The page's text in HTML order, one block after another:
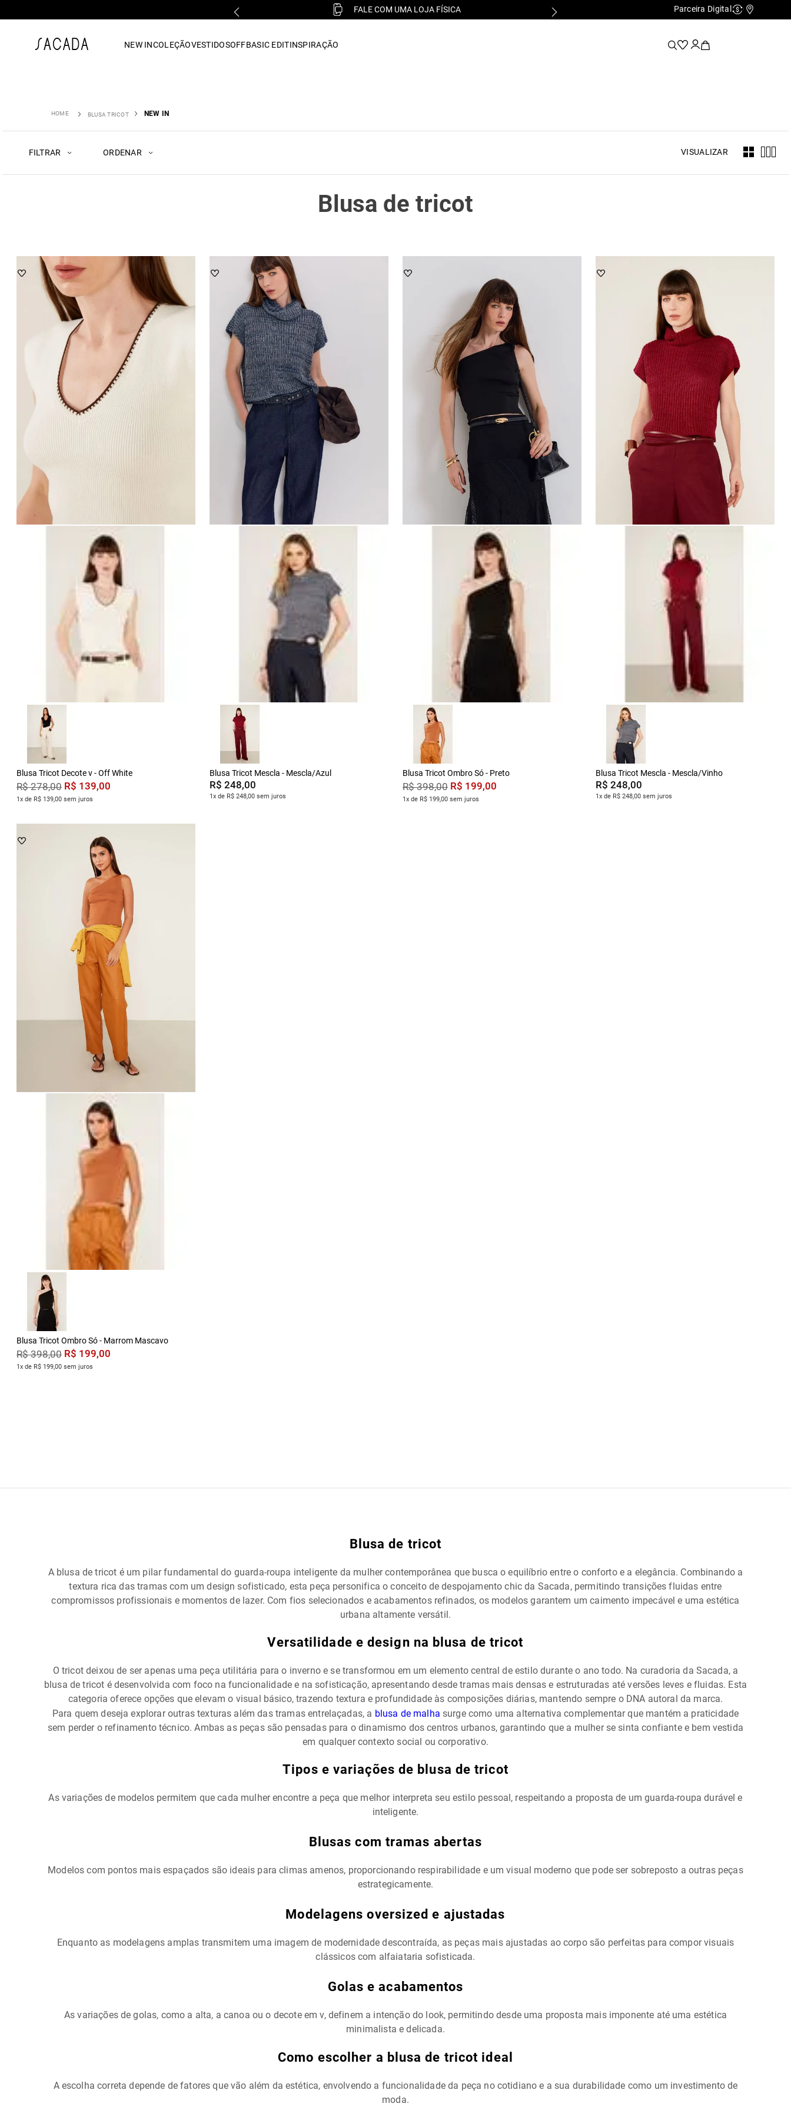
FALE COM A PERSONAL SHOPPER Parceira Digital Cashback
NEW INCOLEÇÃOVESTIDOSOFFBASIC EDITINSPIRAÇÃO
BLUSA TRICOT NEW IN
FILTRAR ORDENAR VISUALIZAR
Blusa de tricot
Blusa Tricot Decote v - Off White
R$ 278,00 R$ 139,00
1x de R$ 139,00 sem juros
Blusa Tricot Mescla - Mescla/Azul
R$ 248,00
1x de R$ 248,00 sem juros
Blusa Tricot Ombro Só - Preto
R$ 398,00 R$ 199,00
1x de R$ 199,00 sem juros
Blusa Tricot Mescla - Mescla/Vinho
R$ 248,00
1x de R$ 248,00 sem juros
Blusa Tricot Ombro Só - Marrom Mascavo
R$ 398,00 R$ 199,00
1x de R$ 199,00 sem juros
Blusa de tricot
A blusa de tricot é um pilar fundamental do guarda-roupa inteligente da mulher contemporânea que busca o equilíbrio entre o conforto e a elegância. Combinando a
textura rica das tramas com um design sofisticado, esta peça personifica o conceito de despojamento chic da Sacada, permitindo transições fluidas entre
compromissos profissionais e momentos de lazer. Com fios selecionados e acabamentos refinados, os modelos garantem um caimento impecável e uma estética
urbana altamente versátil.
Versatilidade e design na blusa de tricot
O tricot deixou de ser apenas uma peça utilitária para o inverno e se transformou em um elemento central de estilo durante o ano todo. Na curadoria da Sacada, a
blusa de tricot é desenvolvida com foco na funcionalidade e na sofisticação, apresentando desde tramas mais densas e estruturadas até versões leves e fluidas. Esta
categoria oferece opções que elevam o visual básico, trazendo textura e profundidade às composições diárias, mantendo sempre o DNA autoral da marca.
Para quem deseja explorar outras texturas além das tramas entrelaçadas, a blusa de malha surge como uma alternativa complementar que mantém a praticidade
sem perder o refinamento técnico. Ambas as peças são pensadas para o dinamismo dos centros urbanos, garantindo que a mulher se sinta confiante e bem vestida
em qualquer contexto social ou corporativo.
Tipos e variações de blusa de tricot
As variações de modelos permitem que cada mulher encontre a peça que melhor interpreta seu estilo pessoal, respeitando a proposta de um guarda-roupa durável e
inteligente.
Blusas com tramas abertas
Modelos com pontos mais espaçados são ideais para climas amenos, proporcionando respirabilidade e um visual moderno que pode ser sobreposto a outras peças
estrategicamente.
Modelagens oversized e ajustadas
Enquanto as modelagens amplas transmitem uma imagem de modernidade descontraída, as peças mais ajustadas ao corpo são perfeitas para compor visuais
clássicos com alfaiataria sofisticada.
Golas e acabamentos
As variações de golas, como a alta, a canoa ou o decote em v, definem a intenção do look, permitindo desde uma proposta mais imponente até uma estética
minimalista e delicada.
Como escolher a blusa de tricot ideal
A escolha correta depende de fatores que vão além da estética, envolvendo a funcionalidade da peça no cotidiano e a sua durabilidade como um investimento de
moda.
vestido midi
7º macacão